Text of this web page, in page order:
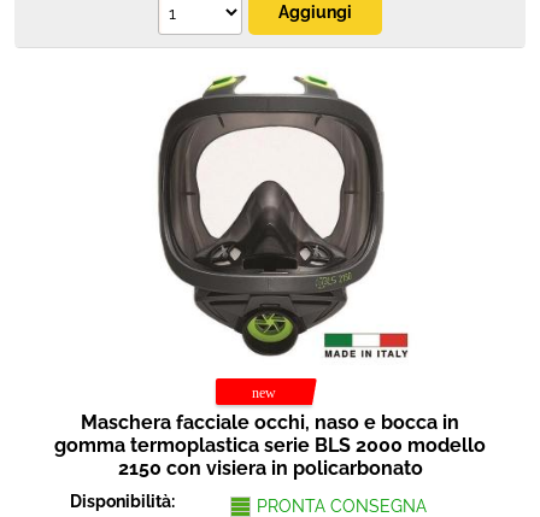
Maschera facciale occhi, naso e bocca in
gomma termoplastica serie BLS 2000 modello
2150 con visiera in policarbonato
Disponibilità:
PRONTA CONSEGNA